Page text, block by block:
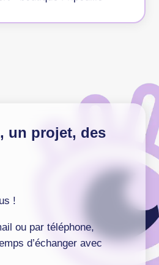
un projet, des
!
ou par téléphone,
d’échanger avec